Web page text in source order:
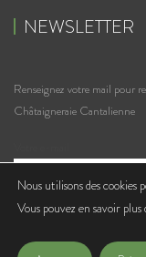
NEWSLETTER
Renseignez votre mail pour
Châtaigneraie Cantalienne
J'accepte de recevoir
Nous utilisons des
Vous pouvez en savoir plus